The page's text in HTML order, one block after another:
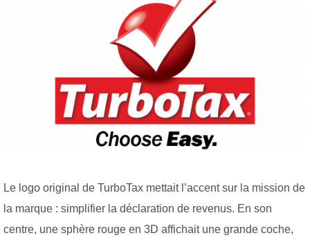
Le logo original de TurboTax mettait l’accent sur la mission de
la marque : simplifier la déclaration de revenus. En son
centre, une sphère rouge en 3D affichait une grande coche,